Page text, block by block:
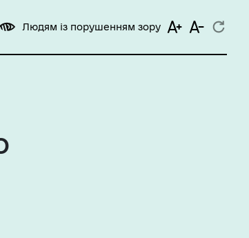
Людям із порушенням зору